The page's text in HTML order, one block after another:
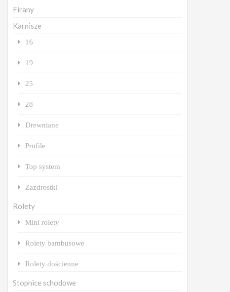
Firany
Karnisze
16
19
25
28
Drewniane
Profile
Top system
Zazdrostki
Rolety
Mini rolety
Rolety bambusowe
Rolety dościenne
Stopnice schodowe